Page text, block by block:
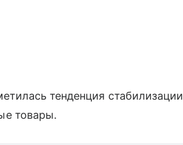
тенденция стабилизации
товары.